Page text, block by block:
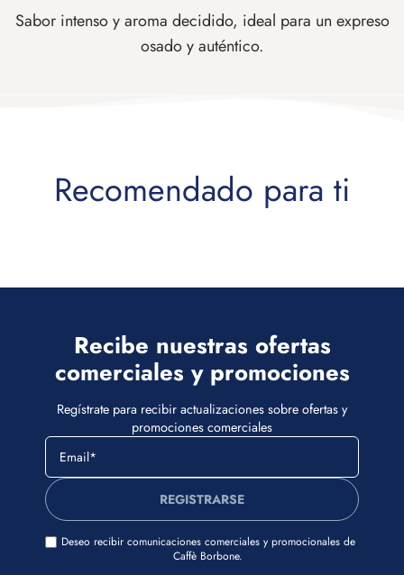
Sabor intenso y aroma decidido, ideal para un expreso
osado y auténtico.
Recibe nuestras ofertas
comerciales y promociones
Regístrate para recibir actualizaciones sobre ofertas y
promociones comerciales
REGISTRARSE
Deseo recibir comunicaciones comerciales y promocionales de
Caffè Borbone.